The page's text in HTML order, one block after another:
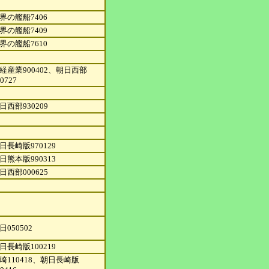
の艦船7406
の艦船7409
の艦船7610
産業900402、朝日西部
西部930209
長崎版970129
熊本版990313
西部000625
050502
長崎版100219
110418、朝日長崎版